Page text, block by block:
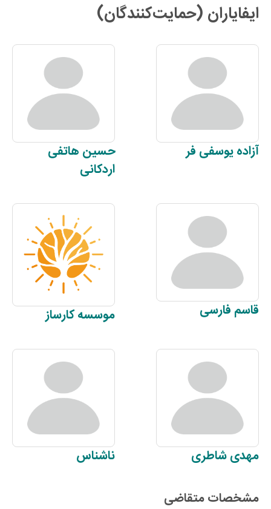
ایفایاران (حمایت‌کنندگان)
آزادهیوسفی فر حسین هاتفی
اردکانی
قاسم فارسی موسسهکارساز
مهدیشاطری ناشناس
مشخصات متقاضی